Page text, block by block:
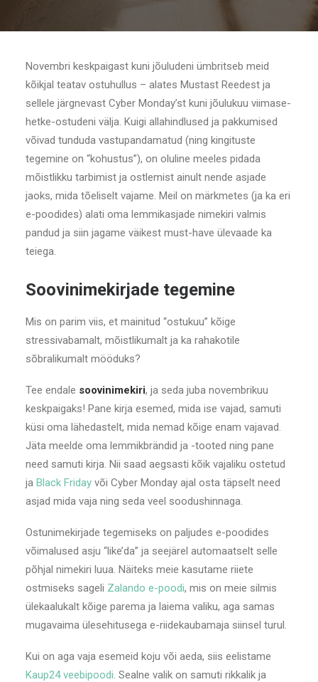
Novembri keskpaigast kuni jõuludeni ümbritseb meid
kõikjal teatav ostuhullus – alates Mustast Reedest ja
sellele järgnevast Cyber Monday’st kuni jõulukuu viimase-
hetke-ostudeni välja. Kuigi allahindlused ja pakkumised
võivad tunduda vastupandamatud (ning kingituste
tegemine on “kohustus”), on oluline meeles pidada
mõistlikku tarbimist ja ostlemist ainult nende asjade
jaoks, mida tõeliselt vajame. Meil on märkmetes (ja ka eri
e-poodides) alati oma lemmikasjade nimekiri valmis
pandud ja siin jagame väikest must-have ülevaade ka
teiega.
Soovinimekirjade tegemine
Mis on parim viis, et mainitud “ostukuu” kõige
stressivabamalt, mõistlikumalt ja ka rahakotile
sõbralikumalt mööduks?
Tee endale soovinimekiri, ja seda juba novembrikuu
keskpaigaks! Pane kirja esemed, mida ise vajad, samuti
küsi oma lähedastelt, mida nemad kõige enam vajavad.
Jäta meelde oma lemmikbrändid ja -tooted ning pane
need samuti kirja. Nii saad aegsasti kõik vajaliku ostetud
ja Black Friday või Cyber Monday ajal osta täpselt need
asjad mida vaja ning seda veel soodushinnaga.
Ostunimekirjade tegemiseks on paljudes e-poodides
võimalused asju “like’da” ja seejärel automaatselt selle
põhjal nimekiri luua. Näiteks meie kasutame riiete
ostmiseks sageli Zalando e-poodi, mis on meie silmis
ülekaalukalt kõige parema ja laiema valiku, aga samas
mugavaima ülesehitusega e-riidekaubamaja siinsel turul.
Kui on aga vaja esemeid koju või aeda, siis eelistame
Kaup24 veebipoodi. Sealne valik on samuti rikkalik ja